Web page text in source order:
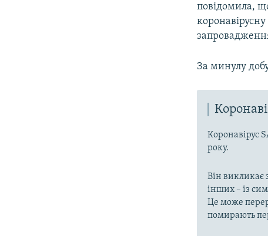
повідомила,
За минулу
Коронавірус
року.
Він викликає
інших – із
Це може
помирають